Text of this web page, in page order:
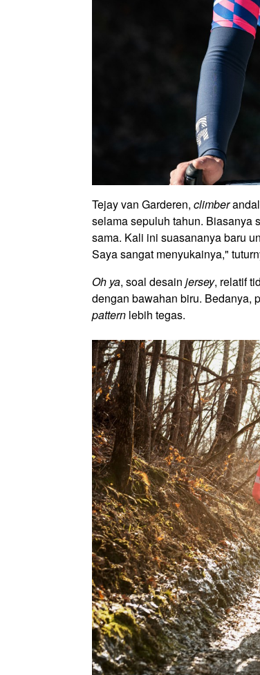
Tejay van Garderen, climber
selama sepuluh tahun. Biasanya
sama. Kali ini suasananya baru
Saya sangat menyukainya,"
Oh ya, soal desain jersey, relatif
dengan bawahan biru. Bedanya,
pattern lebih tegas.